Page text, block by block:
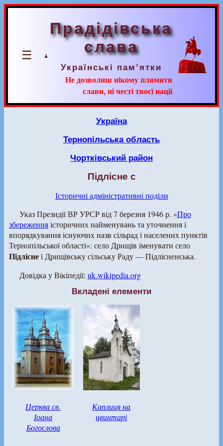
☰
Прадідівська
слава
Українські пам’ятки
Не дозволиш нікому плямити
слави, ні честі твоєї нації
Україна
Тернопільська область
Чортківський район
Підлісне с
Історичні адміністративні поділи
Указ Президії ВР УРСР від 7 березня 1946 р. «Про
збереженняісторичних найменувань та уточнення і
впорядкування існуючих назв сільрад і населених пунктів
Тернопільської області»: село Дрищів іменувати село
Підліснеі Дрищівську сільську Раду — Підлісненська.
Довідка у Вікіпедії: uk.wikipedia.org
Вкладені елементи
Церква св.
Іоана
Богослова
Каплиця на
цвинтарі